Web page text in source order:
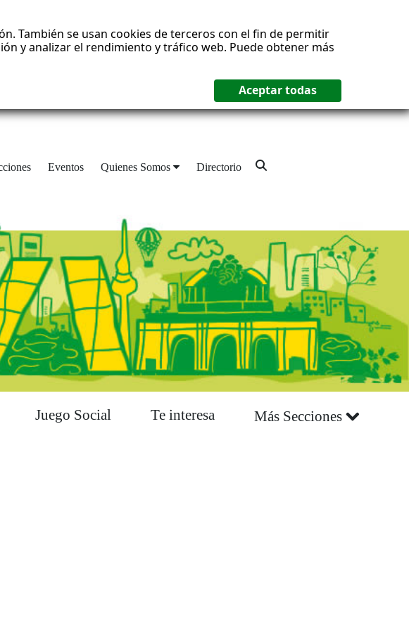
También se usan cookies de terceros con el fin de permitir
y analizar el rendimiento y tráfico web. Puede obtener más
Eventos Quienes Somos Directorio
Juego Social Te interesa Más Secciones